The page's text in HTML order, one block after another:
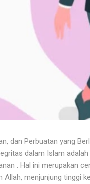
dan Perbuatan yang
dalam Islam
. Hal ini merupakan
menjunjung tinggi